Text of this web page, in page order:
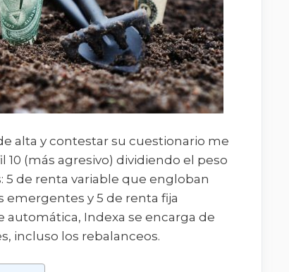
alta y contestar su cuestionario me
(más agresivo) dividiendo el peso
5 de renta variable que engloban
emergentes y 5 de renta fija
automática, Indexa se encarga de
incluso los rebalanceos.